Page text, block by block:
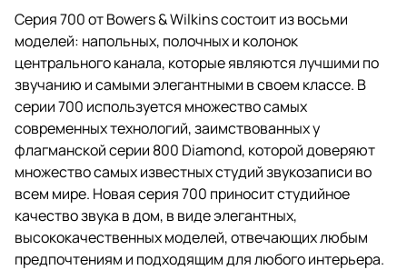
известных студий звукозаписи
во всем мире. Новая серия 700
приносит студийное качество
звука в дом, в виде элегантных,
высококачественных моделей,
отвечающих любым
предпочтениям и подходящим
для любого интерьера.
Серия 700 от Bowers & Wilkins состоит из восьми
моделей: напольных, полочных и колонок
центрального канала, которые являются лучшими по
звучанию и самыми элегантными в своем классе. В
серии 700 используется множество самых
современных технологий, заимствованных у
флагманской серии 800 Diamond, которой доверяют
множество самых известных студий звукозаписи во
всем мире. Новая серия 700 приносит студийное
качество звука в дом, в виде элегантных,
высококачественных моделей, отвечающих любым
предпочтениям и подходящим для любого интерьера.